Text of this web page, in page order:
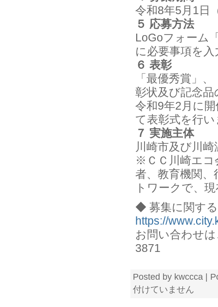
令和8年5月1日
５ 応募方法
LoGoフォーム
に必要事項を
６ 表彰
「最優秀賞」
彰状及び記念品
令和9年2月に
て表彰式を行
７ 実施主体
川崎市及び川
※ＣＣ川崎エコ
者、教育機関
トワークで、
◆ 募集に関す
https://
お問い合わせ
3871
Posted by kwccca |
付けていません